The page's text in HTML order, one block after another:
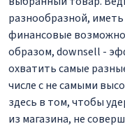
разнообразной,
финансовые
образом, downsell -
охватить самые
числе с не самыми
здесь в том, чтобы
из магазина, не